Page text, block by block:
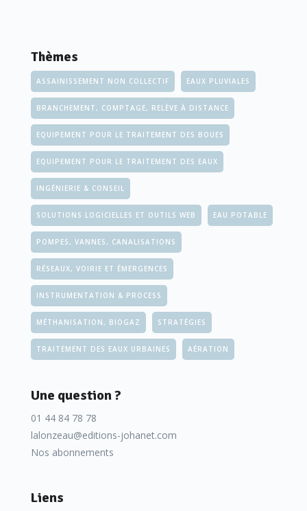
Thèmes
ASSAINISSEMENT NON COLLECTIF EAUX PLUVIALES
BRANCHEMENT, COMPTAGE, RELÈVE À DISTANCE
EQUIPEMENT POUR LE TRAITEMENT DES BOUES
EQUIPEMENT POUR LE TRAITEMENT DES EAUX
INGÉNIERIE & CONSEIL
SOLUTIONS LOGICIELLES ET OUTILS WEB EAU POTABLE
POMPES, VANNES, CANALISATIONS
RÉSEAUX, VOIRIE ET ÉMERGENCES
INSTRUMENTATION & PROCESS
MÉTHANISATION, BIOGAZ STRATÉGIES
TRAITEMENT DES EAUX URBAINES AÉRATION
Une question ?
01 44 84 78 78
lalonzeau@editions-johanet.com
Nos abonnements
Liens